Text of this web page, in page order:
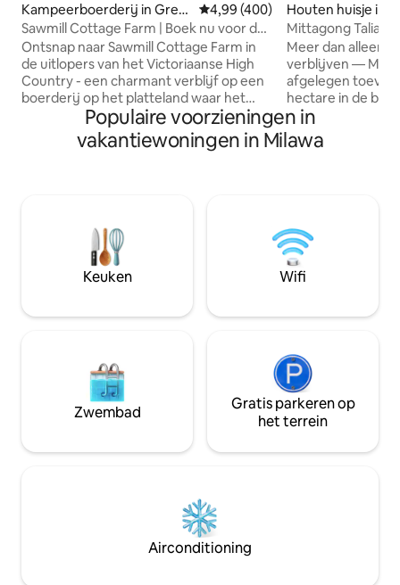
Kampeerboerderij in Greta
South
Gemiddelde beoordeling van
4,99 (400)
Sawmill Cottage Farm | Boek nu voor de
lente
Ontsnap naar Sawmill Cottage Farm in
de uitlopers van het Victoriaanse High
Country - een charmant verblijf op een
boerderij op het platteland waar het
leven rustiger verloopt Het ligt op een
boerderij in de Greta Valley en is de
perfecte uitvalsbasis om de regio King
had geboekt. Verse eieren van de
boerderij en zelfgemaakt spek
geniet van het simpele plezier van het
Houten huisje in
Mittagong Talia |
sterrennachten
Meer dan alleen
verblijven —
afgelegen
hectare in de
Chiltern-Mt Pilot
minuten van
om je te helpen
personen. Het
koppels en
natuurlijke
het oneffen
de 12 jaar.
Populaire voorzieningen in
vakantiewoningen in Milawa
Keuken Wifi
Zwembad
Gratis parkeren op
het terrein
Airconditioning